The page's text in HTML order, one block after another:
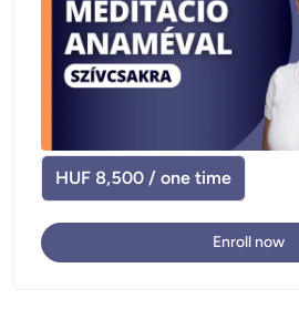
HUF 8,500 / one time
Enroll now